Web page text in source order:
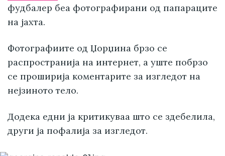
фудбалер беа фотографирани од папараците
на јахта.
Фотографиите од Џорџина брзо се
распространија на интернет, а уште побрзо
се проширија коментарите за изгледот на
нејзиното тело.
Додека едни ја критикуваа што се здебелила,
други ја пофалија за изгледот.